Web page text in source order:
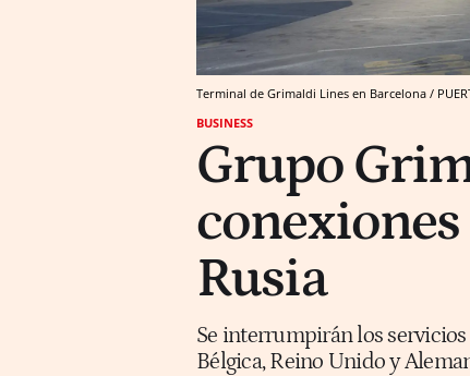
Terminal de Grimaldi Lines en Barcelona /
BUSINESS
Grupo
Rusia
Se interrumpirán los
Bélgica, Reino Unido y